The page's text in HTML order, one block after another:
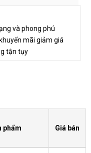
và phong phú
mãi giảm giá
tận tụy
phẩm Giá bán